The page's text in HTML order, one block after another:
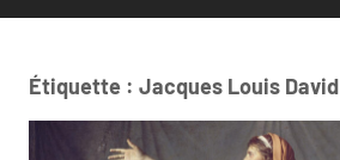
:
Étiquette : Jacques Louis David